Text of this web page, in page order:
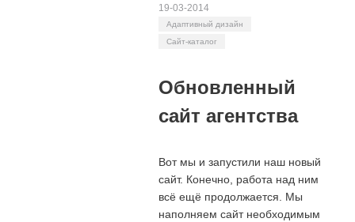
19-03-2014
Адаптивный дизайн
Сайт-каталог
Обновленный
сайт агентства
Вот мы и запустили наш новый
сайт. Конечно, работа над ним
всё ещё продолжается. Мы
наполняем сайт необходимым